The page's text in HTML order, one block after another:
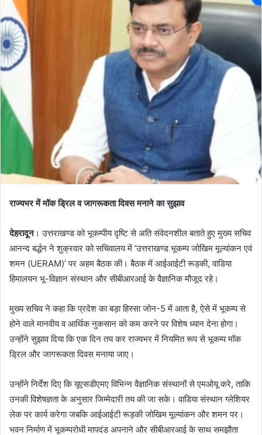
राज्यभर में मॉक ड्रिल व जागरूकता दिवस मनाने का सुझाव
देहरादून। उत्तराखण्ड को भूकम्पीय दृष्टि से अति संवेदनशील बताते हुए मुख्य सचिव
आनन्द बर्द्धन ने शुक्रवार को सचिवालय में ‘उत्तराखण्ड भूकम्प जोखिम मूल्यांकन एवं
शमन (UERAM)’ पर अहम बैठक की। बैठक में आईआईटी रूड़की, वाडिया
हिमालयन भू-विज्ञान संस्थान और सीबीआरआई के वैज्ञानिक मौजूद रहे।
मुख्य सचिव ने कहा कि प्रदेश का बड़ा हिस्सा जोन-5 में आता है, ऐसे में भूकम्प से
होने वाले मानवीय व आर्थिक नुकसान को कम करने पर विशेष ध्यान देना होगा।
उन्होंने सुझाव दिया कि एक दिन तय कर राज्यभर में नियमित रूप से भूकम्प मॉक
ड्रिल और जागरूकता दिवस मनाया जाए।
उन्होंने निर्देश दिए कि यूएसडीएमए विभिन्न वैज्ञानिक संस्थानों से एमओयू करे, ताकि
उनकी विशेषज्ञता के अनुसार जिम्मेदारी तय की जा सके। वाडिया संस्थान ग्लेशियर
लेक पर कार्य करेगा जबकि आईआईटी रूड़की जोखिम मूल्यांकन और शमन पर।
भवन निर्माण में भूकम्परोधी मापदंड अपनाने और सीबीआरआई के साथ समझौता